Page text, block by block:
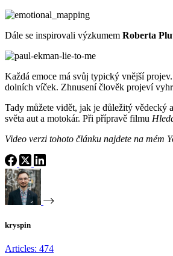
Dále se inspirovali výzkumem Roberta
Každá emoce má svůj typický vnější
dolních víček. Zhnusení člověk projeví
Tady můžete vidět, jak je důležitý
světa aut a motokár. Při přípravě filmu
Video verzi tohoto článku najdete na mém
kryspin
Articles: 474